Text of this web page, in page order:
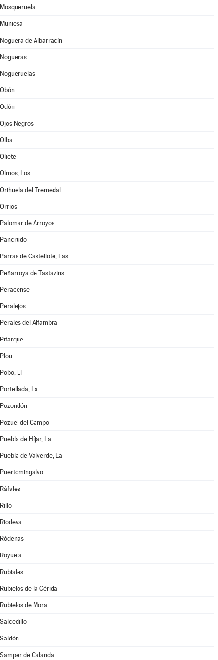
Mosqueruela
Muniesa
Noguera de Albarracín
Nogueras
Nogueruelas
Obón
Odón
Ojos Negros
Olba
Oliete
Olmos, Los
Orihuela del Tremedal
Orrios
Palomar de Arroyos
Pancrudo
Parras de Castellote, Las
Peñarroya de Tastavins
Peracense
Peralejos
Perales del Alfambra
Pitarque
Plou
Pobo, El
Portellada, La
Pozondón
Pozuel del Campo
Puebla de Híjar, La
Puebla de Valverde, La
Puertomingalvo
Ráfales
Rillo
Riodeva
Ródenas
Royuela
Rubiales
Rubielos de la Cérida
Rubielos de Mora
Salcedillo
Saldón
Samper de Calanda